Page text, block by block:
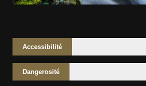
Accessibilité
Dangerosité